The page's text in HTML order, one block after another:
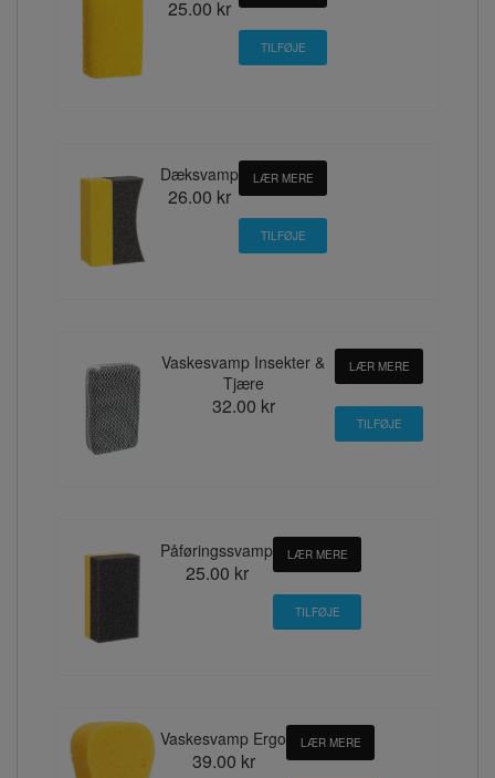
25.00 kr
Dæksvamp
26.00 kr
LÆR MERE
Vaskesvamp Insekter &
Tjære
32.00 kr
LÆR MERE
Påføringssvamp
25.00 kr
LÆR MERE
Vaskesvamp Ergo
39.00 kr
LÆR MERE